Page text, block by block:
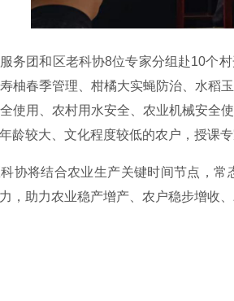
务团和区老科协8位专家分组赴10个
柚春季管理、柑橘大实蝇防治、水稻
使用、农村用水安全、农业机械安全
龄较大、文化程度较低的农户，授课
协将结合农业生产关键时间节点，
，助力农业稳产增产、农户稳步增收